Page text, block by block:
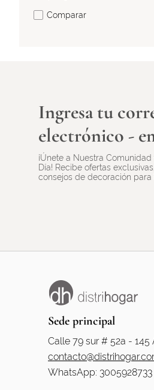
Comparar
Ingresa tu
electrónico -
¡Únete a Nuestra
Día! Recibe ofertas
consejos de decoración para
Sede principal
Calle 79 sur # 52a -
WhatsApp: 3005928733